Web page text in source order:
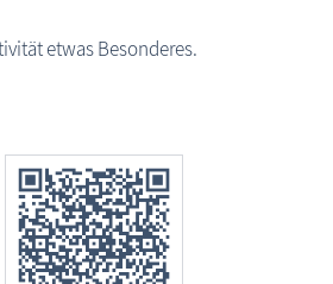
etwas Besonderes.